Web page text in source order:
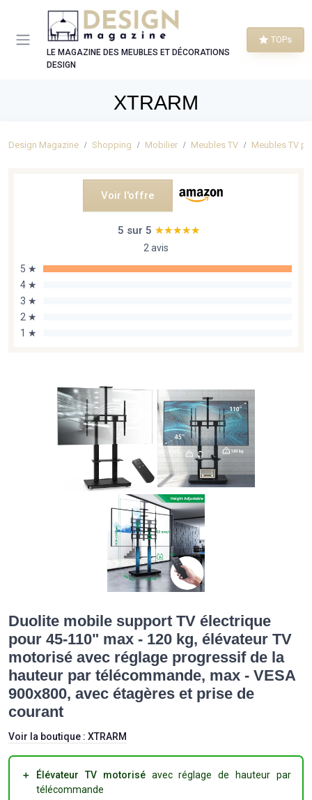
LE MAGAZINE DES MEUBLES ET DÉCORATIONS
DESIGN
TOPs
XTRARM
Design Magazine Shopping Mobilier Meubles TV Meubles TV
Voir l'offre
5 sur 5 ★★★★★
★★★★★
2 avis
5 ★
4 ★
3 ★
2 ★
1 ★
Duolite mobile support TV électrique
pour 45-110" max - 120 kg, élévateur TV
motorisé avec réglage progressif de la
hauteur par télécommande, max - VESA
900x800, avec étagères et prise de
courant
Voir la boutique : XTRARM
＋ Élévateur TV motoriséavec réglage de hauteur par
télécommande
Panneau de gestion des cookies